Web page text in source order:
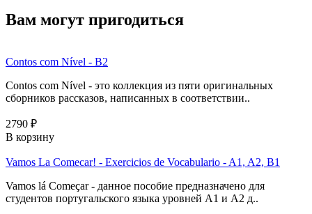
Вам могут пригодиться
Contos com Nível - B2
Contos com Nível - это коллекция из пяти оригинальных
сборников рассказов, написанных в соответствии..
2790 ₽
В корзину
Vamos La Comecar! - Exercicios de Vocabulario - A1, A2, B1
Vamos lá Começar - данное пособие предназначено для
студентов португальского языка уровней А1 и А2 д..